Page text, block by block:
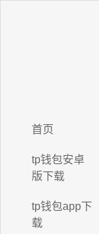
首页
tp钱包安卓
版下载
tp钱包app下
载